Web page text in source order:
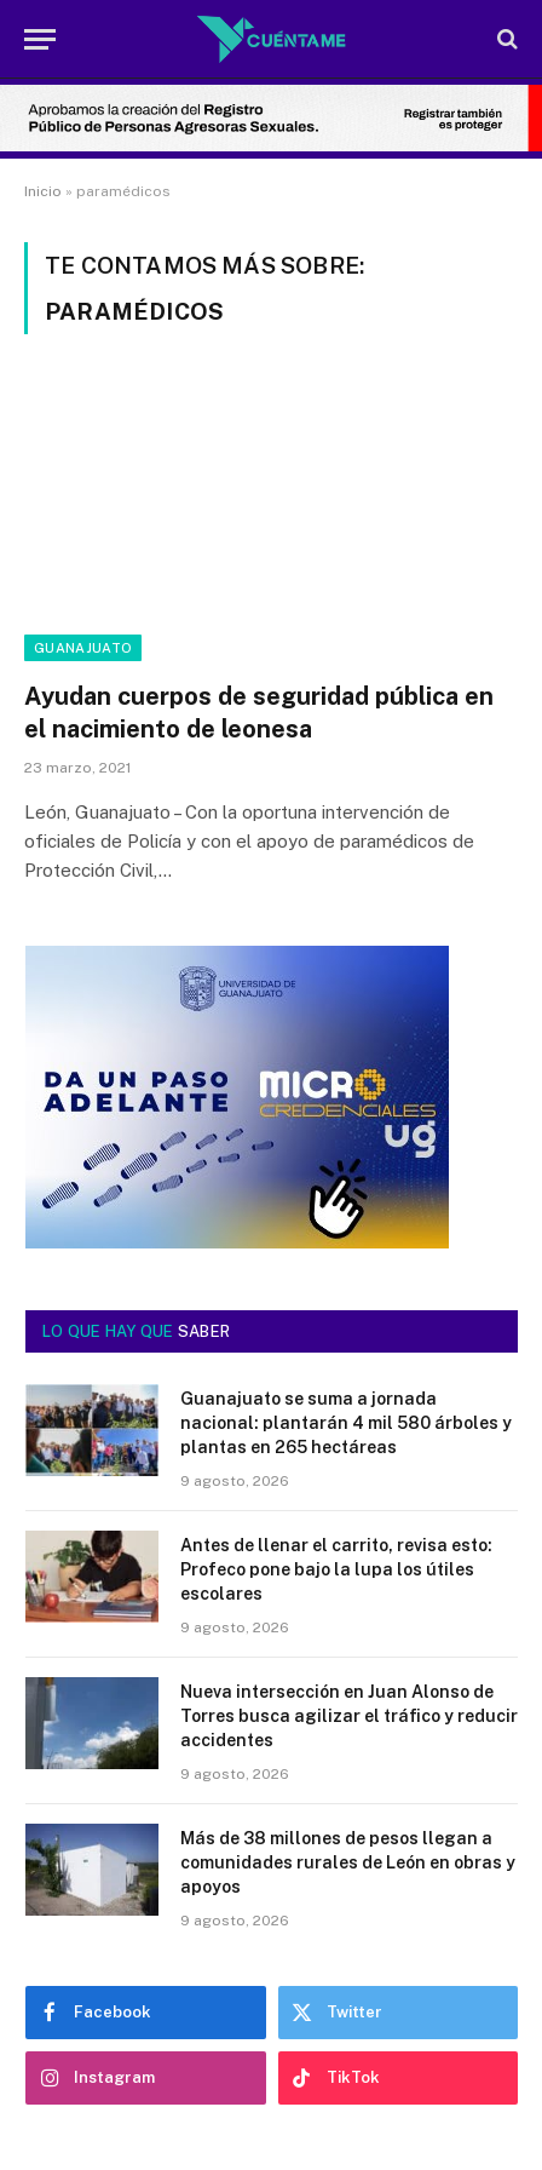
Inicio » paramédicos
TE CONTAMOS MÁS SOBRE:
PARAMÉDICOS
GUANAJUATO
Ayudan cuerpos de seguridad pública en
el nacimiento de leonesa
23 marzo, 2021
León, Guanajuato – Con la oportuna intervención de
oficiales de Policía y con el apoyo de paramédicos de
Protección Civil,…
LO QUE HAY QUE SABER
Guanajuato se suma a jornada
nacional: plantarán 4 mil 580 árboles y
plantas en 265 hectáreas
9 agosto, 2026
Antes de llenar el carrito, revisa esto:
Profeco pone bajo la lupa los útiles
escolares
9 agosto, 2026
Nueva intersección en Juan Alonso de
Torres busca agilizar el tráfico y reducir
accidentes
9 agosto, 2026
Más de 38 millones de pesos llegan a
comunidades rurales de León en obras y
apoyos
9 agosto, 2026
Facebook Twitter
Instagram TikTok